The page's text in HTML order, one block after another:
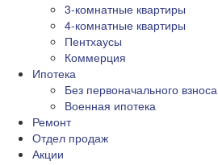
3-комнатные квартиры
4-комнатные квартиры
Пентхаусы
Коммерция
Ипотека
Без первоначального взноса
Военная ипотека
Ремонт
Отдел продаж
Акции